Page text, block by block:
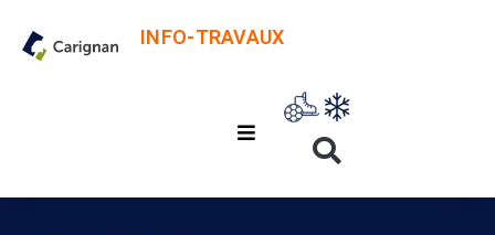
INFO-TRAVAUX